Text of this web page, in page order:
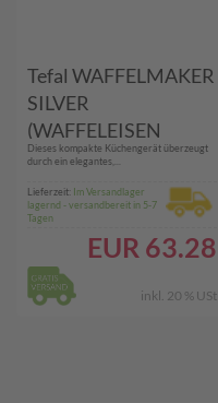
Tefal WAFFELMAKER
SILVER
(WAFFELEISEN
ICONIC)
Dieses kompakte Küchengerät überzeugt
durch ein elegantes,...
Lieferzeit: Im Versandlager
lagernd - versandbereit in 5-7
Tagen
EUR 63.28
inkl. 20 % USt